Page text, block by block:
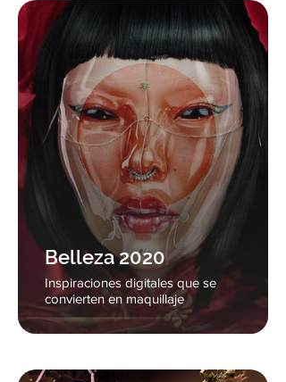
Belleza 2020
Inspiraciones digitales que se
convierten en maquillaje